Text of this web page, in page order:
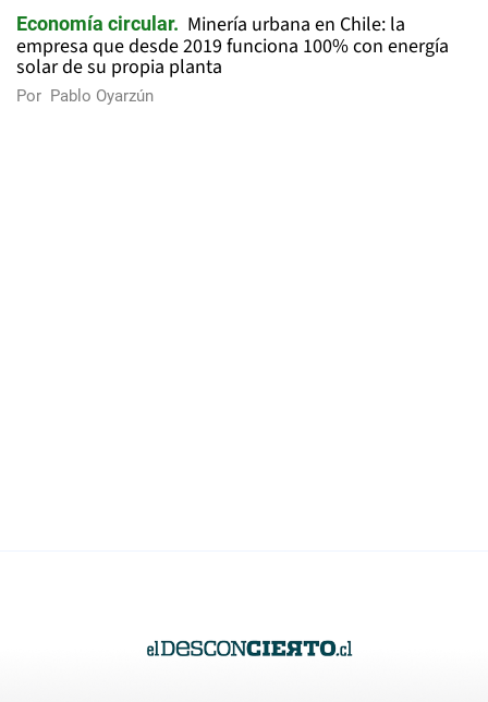
Economía circular
Minería urbana en Chile: la
empresa que desde 2019 funciona 100% con energía
solar de su propia planta
Por Pablo Oyarzún